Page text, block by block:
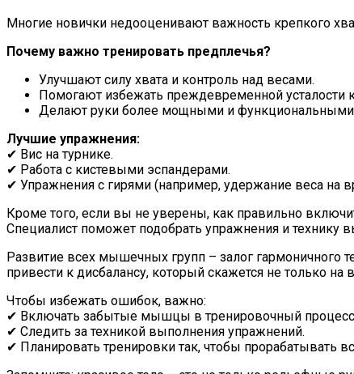
Многие новички недооценивают важность крепкого
Почему важно тренировать предплечья?
Улучшают силу хвата и контроль над весами.
Помогают избежать преждевременной усталости
Делают руки более мощными и
Лучшие упражнения:
✔ Вис на турнике.
✔ Работа с кистевыми эспандерами.
✔ Упражнения с гирями (например, удержание веса на
Кроме того, если вы не уверены, как правильно
Специалист поможет подобрать упражнения и технику
Развитие всех мышечных групп – залог гармоничного
привести к дисбалансу, который скажется не только
Чтобы избежать ошибок, важно:
✔ Включать забытые мышцы в тренировочный
✔ Следить за техникой выполнения упражнений.
✔ Планировать тренировки так, чтобы прорабатывать